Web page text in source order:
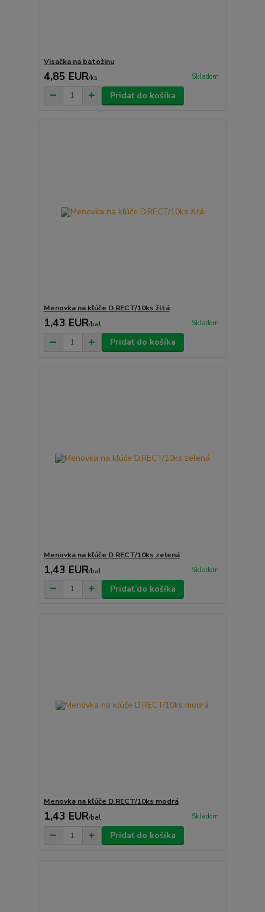
Visačka na batožinu
4,85 EUR/ks Skladom
Pridať do košíka
Menovka na kľúče D.RECT/10ks žltá
1,43 EUR/bal Skladom
Pridať do košíka
Menovka na kľúče D.RECT/10ks zelená
1,43 EUR/bal Skladom
Pridať do košíka
Menovka na kľúče D.RECT/10ks modrá
1,43 EUR/bal Skladom
Pridať do košíka